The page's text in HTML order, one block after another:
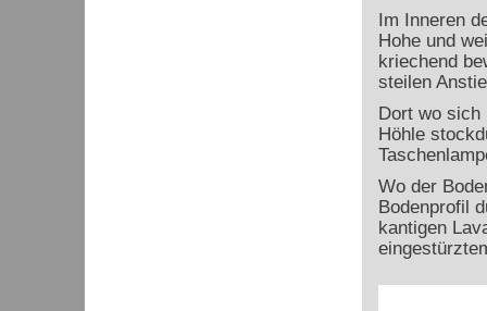
Im Inneren
Hohe und
kriechend
steilen
Dort wo sich
Höhle
Wo der
Bodenprofil
kantigen